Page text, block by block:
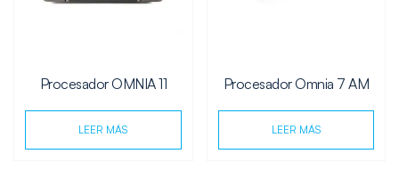
Procesador OMNIA 11
LEER MÁS
Procesador Omnia 7 AM
LEER MÁS